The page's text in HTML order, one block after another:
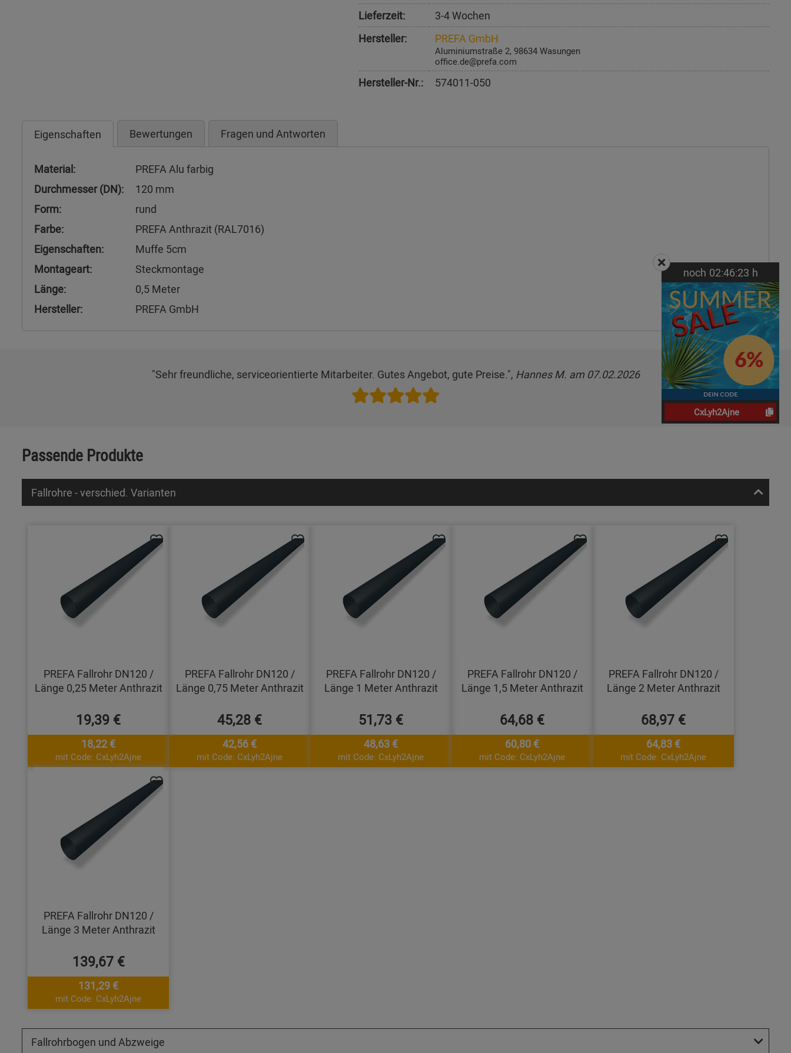
Lieferzeit:
3-4 Wochen
Hersteller:
PREFA GmbH
Aluminiumstraße 2, 98634 Wasungen
office.de@prefa.com
Hersteller-Nr.: 574011-050
Eigenschaften Bewertungen Fragen und Antworten
Material:
PREFA Alu farbig
Durchmesser (DN):
120 mm
Form:
rund
Farbe:
PREFA Anthrazit (RAL7016)
Eigenschaften:
Muffe 5cm
Montageart:
Steckmontage
Länge:
0,5 Meter
Hersteller:
PREFA GmbH
"Sehr freundliche, serviceorientierte Mitarbeiter. Gutes Angebot, gute Preise.", Hannes M. am 07.02.2026
Passende Produkte
Fallrohre - verschied. Varianten
PREFA Fallrohr DN120 /
Länge 0,25 Meter Anthrazit
19,39 €
18,22 €
mit Code: CxLyh2Ajne
PREFA Fallrohr DN120 /
Länge 0,75 Meter Anthrazit
45,28 €
42,56 €
mit Code: CxLyh2Ajne
PREFA Fallrohr DN120 /
Länge 1 Meter Anthrazit
51,73 €
48,63 €
mit Code: CxLyh2Ajne
PREFA Fallrohr DN120 /
Länge 1,5 Meter Anthrazit
64,68 €
60,80 €
mit Code: CxLyh2Ajne
PREFA Fallrohr DN120 /
Länge 2 Meter Anthrazit
68,97 €
64,83 €
mit Code: CxLyh2Ajne
PREFA Fallrohr DN120 /
Länge 3 Meter Anthrazit
139,67 €
131,29 €
mit Code: CxLyh2Ajne
Fallrohrbogen und Abzweige
noch 02:46:22 h
CxLyh2Ajne